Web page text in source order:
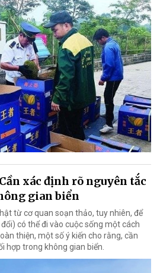
xác định rõ nguyên tắc
gian biển
từ cơ quan soạn thảo, tuy nhiên, để
có thể đi vào cuộc sống một cách
thiện, một số ý kiến cho rằng, cần
hợp trong không gian biển.